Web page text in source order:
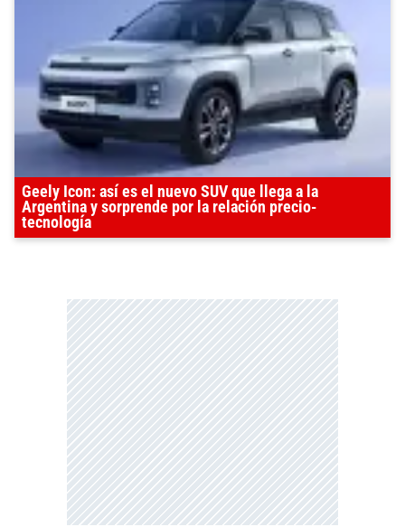
Geely Icon: así es el nuevo SUV que llega a la
Argentina y sorprende por la relación precio-
tecnología